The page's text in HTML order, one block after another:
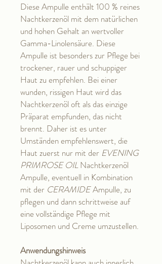
Diese Ampulle enthält 100 % reines
Nachtkerzenöl mit dem natürlichen
und hohen Gehalt an wertvoller
Gamma-Linolensäure. Diese
Ampulle ist besonders zur Pflege bei
trockener, rauer und schuppiger
Haut zu empfehlen. Bei einer
wunden, rissigen Haut wird das
Nachtkerzenöl oft als das einzige
Präparat empfunden, das nicht
brennt. Daher ist es unter
Umständen empfehlenswert, die
Haut zuerst nur mit der EVENING
PRIMROSE OILNachtkerzenöl
Ampulle, eventuell in Kombination
mit der CERAMIDEAmpulle, zu
pflegen und dann schrittweise auf
eine vollständige Pflege mit
Liposomen und Creme umzustellen.
Anwendungshinweis